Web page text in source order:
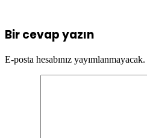
Bir cevap yazın
E-posta hesabınız yayımlanmayacak.